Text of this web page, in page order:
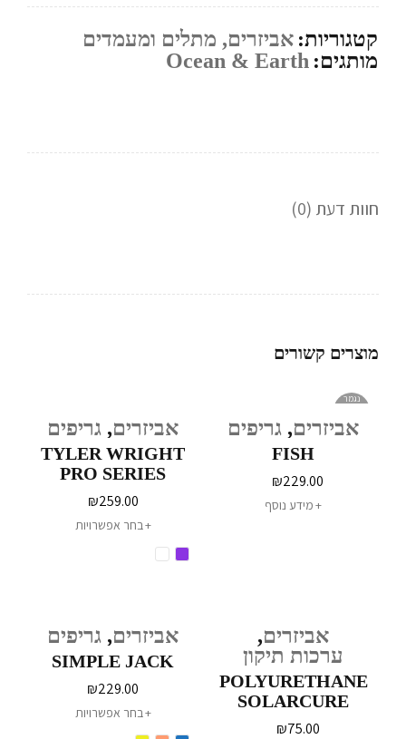
קטגוריות: אביזרים, מתלים ומעמדים
מותגים: Ocean & Earth
חוות דעת (0)
מוצרים קשורים
נגמר
אביזרים, גריפים
FISH
₪229.00
מידע נוסף
אביזרים, גריפים
TYLER WRIGHT
PRO SERIES
₪259.00
בחר אפשרויות
אביזרים,
ערכות תיקון
POLYURETHANE
SOLARCURE
RESIN
₪75.00
אביזרים, גריפים
SIMPLE JACK
₪229.00
בחר אפשרויות